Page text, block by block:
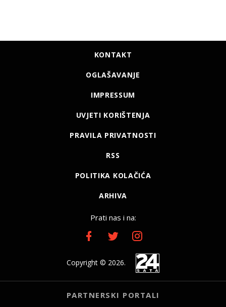
KONTAKT
OGLAŠAVANJE
IMPRESSUM
UVJETI KORIŠTENJA
PRAVILA PRIVATNOSTI
RSS
POLITIKA KOLAČIĆA
ARHIVA
Prati nas i na:
Copyright © 2026.
PARTNERSKI PORTALI